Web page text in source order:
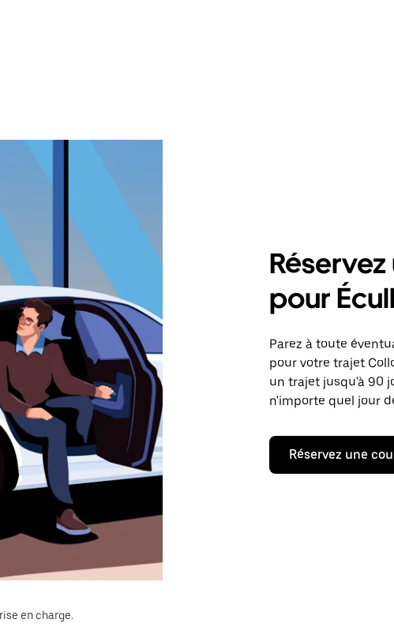
pour
Parez à toute
pour votre trajet
un trajet jusqu'à 90
n'importe quel jour
Réservez une
en charge.